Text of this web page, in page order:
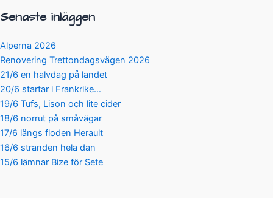
Senaste inläggen
Alperna 2026
Renovering Trettondagsvägen 2026
21/6 en halvdag på landet
20/6 startar i Frankrike…
19/6 Tufs, Lison och lite cider
18/6 norrut på småvägar
17/6 längs floden Herault
16/6 stranden hela dan
15/6 lämnar Bize för Sete